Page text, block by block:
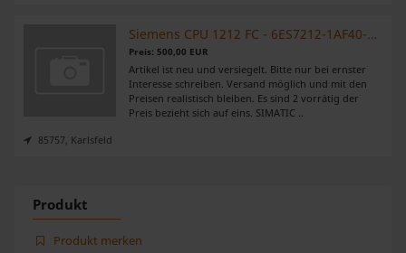
Siemens CPU 1212 FC - 6ES7212-1AF40-0XB0
Preis: 500,00 EUR
Artikel ist neu und versiegelt. Bitte nur bei ernster
Interesse schreiben. Versand möglich und mit den
Preisen realistisch bleiben. Es sind 2 vorrätig der
Preis bezieht sich auf eins. SIMATIC ..
85757, Karlsfeld
Produkt
Produkt merken